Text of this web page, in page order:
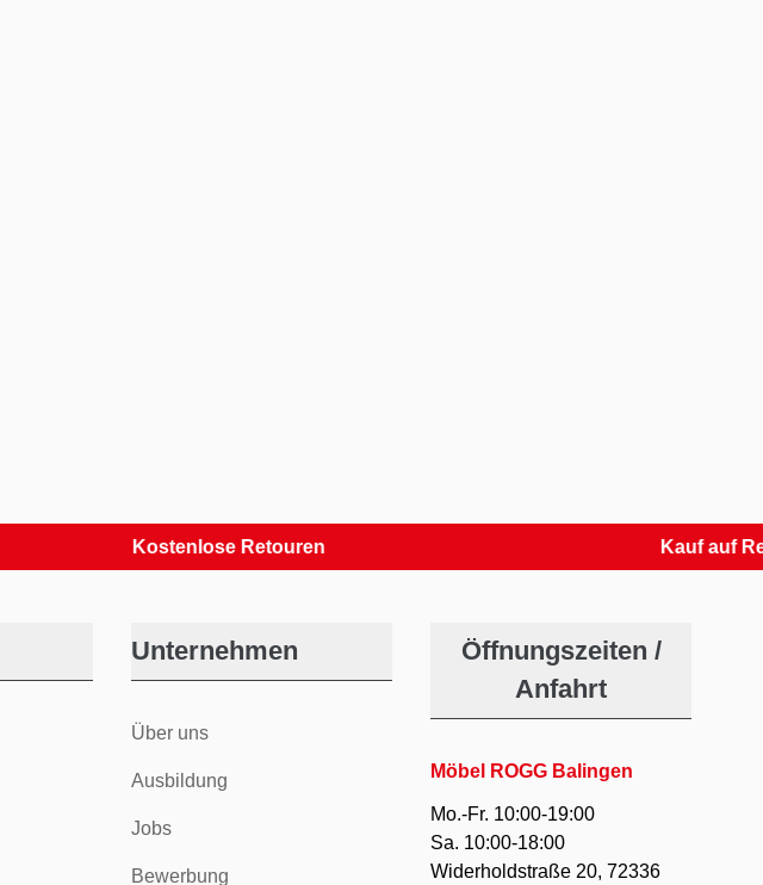
Kostenlose Retouren Kauf auf
Unternehmen
Über uns
Ausbildung
Jobs
Bewerbung
Öffnungszeiten /
Anfahrt
Möbel ROGG Balingen
Mo.-Fr. 10:00-19:00
Sa. 10:00-18:00
Widerholdstraße 20, 72336